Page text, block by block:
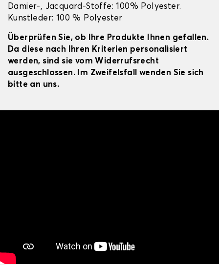
Damier-, Jacquard-Stoffe: 100% Polyester.
Kunstleder: 100 % Polyester
Überprüfen Sie, ob Ihre Produkte Ihnen gefallen.
Da diese nach Ihren Kriterien personalisiert
werden, sind sie vom Widerrufsrecht
ausgeschlossen. Im Zweifelsfall wenden Sie sich
bitte an uns.